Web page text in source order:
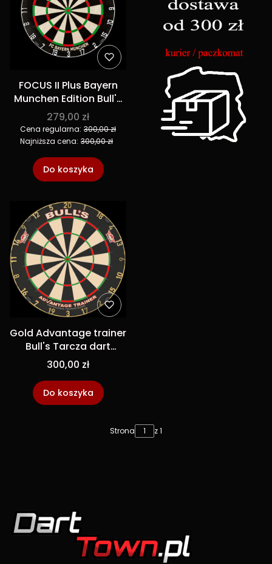
FOCUS II Plus Bayern
Munchen Edition Bull's
tarcza dart sizalowa
279,00 zł
Cena regularna: 300,00 zł
Najniższa cena: 300,00 zł
Do koszyka
Gold Advantage trainer
Bull's Tarcza dart
sizalowa
300,00 zł
Do koszyka
Strona z 1